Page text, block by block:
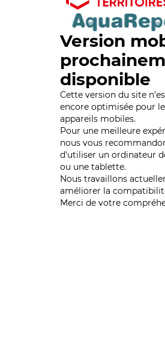
Version
disponible
Cette version du site
encore optimisée pour
appareils mobiles.
Pour une meilleure
nous vous
d'utiliser un ordinateur
ou une tablette.
Nous travaillons
améliorer la
Merci de votre